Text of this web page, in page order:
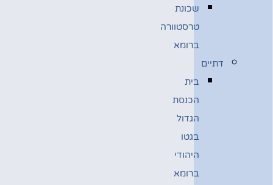
שכונת
טרסטוורה
ברומא
דתיים
בית
הכנסת
הגדול
בגטו
היהודי
ברומא